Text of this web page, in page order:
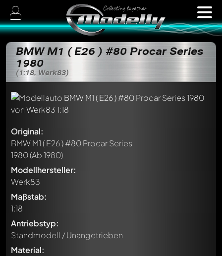
BMW M1 ( E26 ) #80 Procar Series
1980
(1:18, Werk83)
Original:
BMW M1 ( E26 ) #80 Procar Series
1980(Ab 1980)
Modellhersteller:
Werk83
Maßstab:
1:18
Antriebstyp:
Standmodell / Unangetrieben
Material: